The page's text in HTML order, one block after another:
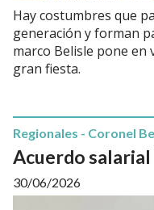
Hay costumbres que
generación y forman
marco Belisle pone en
gran fiesta.
Acuerdo
Regionales - Coronel
30/06/2026